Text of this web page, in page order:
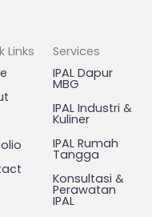
Links
Services
IPAL Dapur
MBG
IPAL Industri &
Kuliner
IPAL Rumah
Tangga
Konsultasi &
Perawatan
IPAL